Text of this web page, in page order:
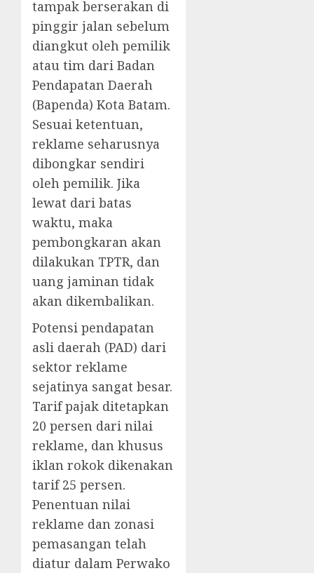
tampak berserakan di
pinggir jalan sebelum
diangkut oleh pemilik
atau tim dari Badan
Pendapatan Daerah
(Bapenda) Kota Batam.
Sesuai ketentuan,
reklame seharusnya
dibongkar sendiri
oleh pemilik. Jika
lewat dari batas
waktu, maka
pembongkaran akan
dilakukan TPTR, dan
uang jaminan tidak
akan dikembalikan.
Potensi pendapatan
asli daerah (PAD) dari
sektor reklame
sejatinya sangat besar.
Tarif pajak ditetapkan
20 persen dari nilai
reklame, dan khusus
iklan rokok dikenakan
tarif 25 persen.
Penentuan nilai
reklame dan zonasi
pemasangan telah
diatur dalam Perwako